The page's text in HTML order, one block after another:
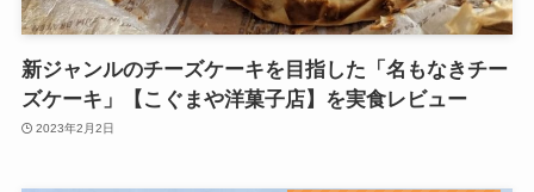
新ジャンルのチーズケーキを目指した「名もなきチー
ズケーキ」【こぐまや洋菓子店】を実食レビュー
2023年2月2日